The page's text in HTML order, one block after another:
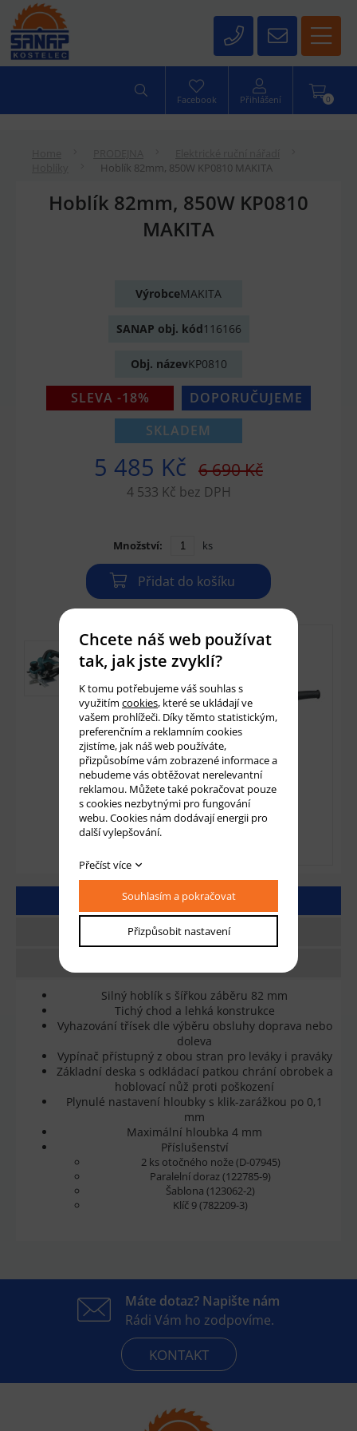
0
Facebook Přihlášení
Hoblík 82mm, 850W KP0810 MAKITA
Hoblík 82mm, 850W KP0810
MAKITA
VýrobceMAKITA
SANAP obj. kód116166
Obj. názevKP0810
SLEVA -18%
DOPORUČUJEME
SKLADEM
5 485 Kč 6 690 Kč
4 533 Kč bez DPH
Množství: ks
Přidat do košíku
DETAILNÍ POPIS
TECHNICKÉ PARAMETRY
Silný hoblík s šířkou záběru 82 mm
Tichý chod a lehká konstrukce
Vyhazování třísek dle výběru obsluhy doprava nebo
doleva
Vypínač přístupný z obou stran pro leváky i praváky
Základní deska s odkládací patkou chrání obrobek a
hoblovací nůž proti poškození
Plynulé nastavení hloubky s klik-zarážkou po 0,1
mm
Maximální hloubka 4 mm
Příslušenství
2 ks otočného nože (D-07945)
Paralelní doraz (122785-9)
Šablona (123062-2)
Klíč 9 (782209-3)
Máte dotaz? Napište nám
Rádi Vám ho zodpovíme.
KONTAKT
Chcete náš web používat
tak, jak jste zvyklí?
K tomu potřebujeme váš souhlas s
využitím cookies, které se ukládají ve
vašem prohlížeči. Díky těmto statistickým,
preferenčním a reklamním cookies
zjistíme, jak náš web používáte,
přizpůsobíme vám zobrazené informace a
nebudeme vás obtěžovat nerelevantní
reklamou. Můžete také pokračovat pouze
s cookies nezbytnými pro fungování
webu. Cookies nám dodávají energii pro
další vylepšování.
Přečíst více
Souhlasím a pokračovat
Přizpůsobit nastavení